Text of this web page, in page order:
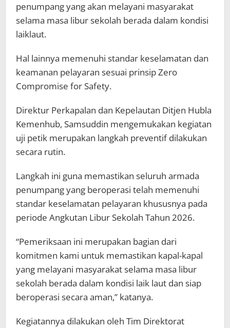
penumpang yang akan melayani masyarakat
selama masa libur sekolah berada dalam kondisi
laiklaut.
Hal lainnya memenuhi standar keselamatan dan
keamanan pelayaran sesuai prinsip Zero
Compromise for Safety.
Direktur Perkapalan dan Kepelautan Ditjen Hubla
Kemenhub, Samsuddin mengemukakan kegiatan
uji petik merupakan langkah preventif dilakukan
secara rutin.
Langkah ini guna memastikan seluruh armada
penumpang yang beroperasi telah memenuhi
standar keselamatan pelayaran khususnya pada
periode Angkutan Libur Sekolah Tahun 2026.
“Pemeriksaan ini merupakan bagian dari
komitmen kami untuk memastikan kapal-kapal
yang melayani masyarakat selama masa libur
sekolah berada dalam kondisi laik laut dan siap
beroperasi secara aman,” katanya.
Kegiatannya dilakukan oleh Tim Direktorat